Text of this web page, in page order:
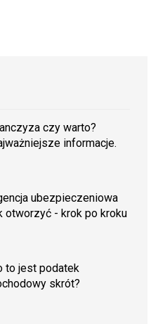
czy warto?
informacje.
ubezpieczeniowa
otworzyć - krok po kroku
to jest podatek
skrót?